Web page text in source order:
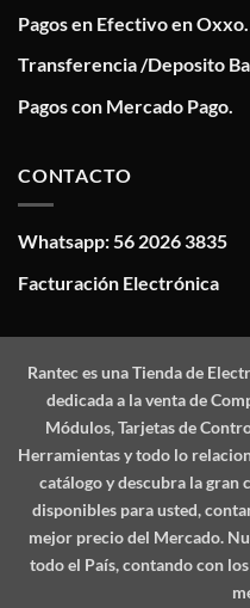
Pagos en Efectivo en Oxxo.
Transferencia /Deposito
Pagos con Mercado Pago.
CONTACTO
Whatsapp: 56 2026 3835
Facturación Electrónica
Ranteces una Tienda de
dedicada a la venta de
Módulos, Tarjetas de
Herramientas y todo lo
catálogo y descubra la gran
disponibles para usted,
mejor precio del Mercado.
todo el País, contando con